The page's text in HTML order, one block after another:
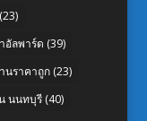
อัลพาร์ด (39)
นราคาถูก(23)
นนทบุรี(40)